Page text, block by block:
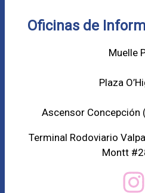
Oficinas de
Muelle
Plaza
Ascensor Concepción
Terminal Rodoviario
Montt